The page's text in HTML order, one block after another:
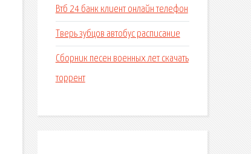
Втб 24 банк клиент онлайн телефон
Тверь зубцов автобус расписание
Сборник песен военных лет скачать
торрент